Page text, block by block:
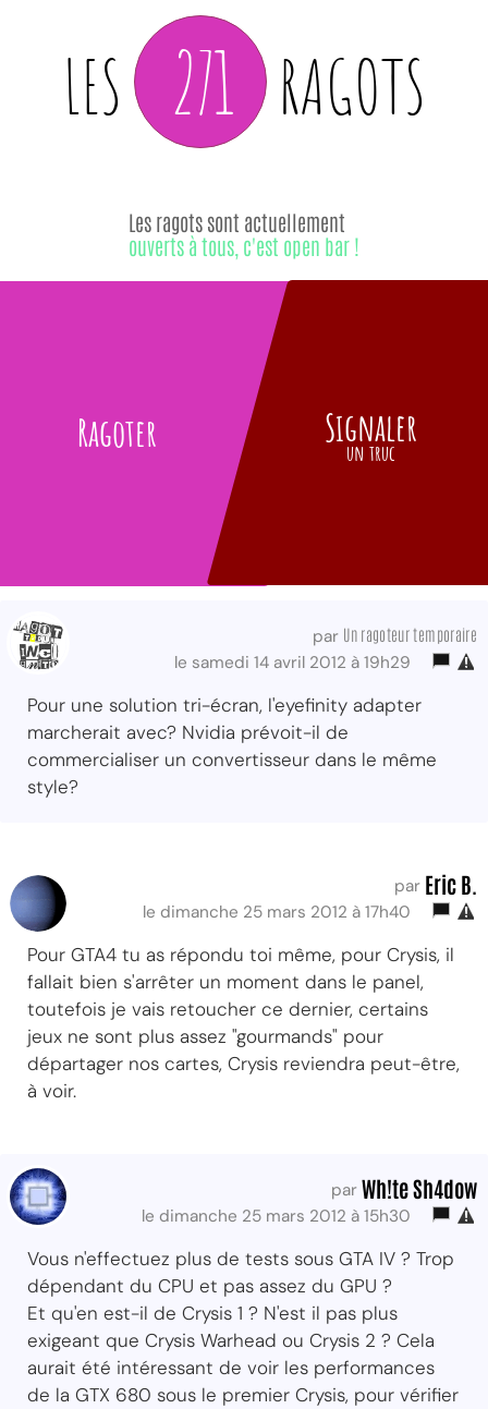
LES 271 RAGOTS
Ragoter
Les ragots sont actuellement
ouverts à tous, c'est open bar !
Signaler
un truc
par Un ragoteur temporaire
le samedi 14 avril 2012 à 19h29
Pour une solution tri-écran, l'eyefinity adapter
marcherait avec? Nvidia prévoit-il de
commercialiser un convertisseur dans le même
style?
par Eric B.
le dimanche 25 mars 2012 à 17h40
Pour GTA4 tu as répondu toi même, pour Crysis, il
fallait bien s'arrêter un moment dans le panel,
toutefois je vais retoucher ce dernier, certains
jeux ne sont plus assez "gourmands" pour
départager nos cartes, Crysis reviendra peut-être,
à voir.
par Wh!te Sh4dow
le dimanche 25 mars 2012 à 15h30
Vous n'effectuez plus de tests sous GTA IV ? Trop
dépendant du CPU et pas assez du GPU ?
Et qu'en est-il de Crysis 1 ? N'est il pas plus
exigeant que Crysis Warhead ou Crysis 2 ? Cela
aurait été intéressant de voir les performances
de la GTX 680 sous le premier Crysis, pour vérifier